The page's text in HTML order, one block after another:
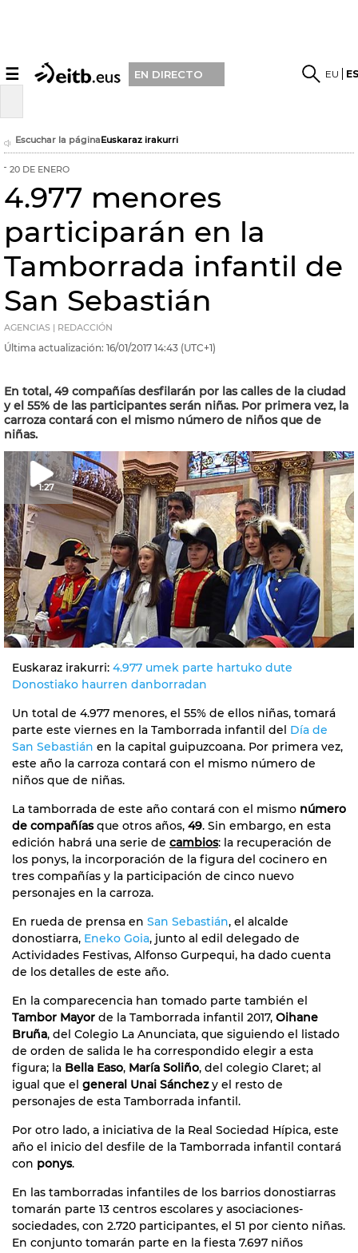
☰ EN DIRECTO EU
Escuchar la páginaEuskaraz irakurri
20 DE ENERO
4.977 menores
participarán en la
Tamborrada infantil de
San Sebastián
AGENCIAS | REDACCIÓN
Última actualización: 16/01/2017 14:43 (UTC+1)
En total, 49 compañías desfilarán por las calles de la ciudad
y el 55% de las participantes serán niñas. Por primera vez, la
carroza contará con el mismo número de niños que de
niñas.
1:27
Euskaraz irakurri: 4.977 umek parte hartuko dute
Donostiako haurren danborradan
Un total de 4.977 menores, el 55% de ellos niñas, tomará
parte este viernes en la Tamborrada infantil del Día de
San Sebastián en la capital guipuzcoana. Por primera vez,
este año la carroza contará con el mismo número de
niños que de niñas.
La tamborrada de este año contará con el mismo número
de compañíasque otros años, 49. Sin embargo, en esta
edición habrá una serie de cambios: la recuperación de
los ponys, la incorporación de la figura del cocinero en
tres compañías y la participación de cinco nuevo
personajes en la carroza.
En rueda de prensa en San Sebastián, el alcalde
donostiarra, Eneko Goia, junto al edil delegado de
Actividades Festivas, Alfonso Gurpequi, ha dado cuenta
de los detalles de este año.
En la comparecencia han tomado parte también el
Tambor Mayor de la Tamborrada infantil 2017, Oihane
Bruña, del Colegio La Anunciata, que siguiendo el listado
de orden de salida le ha correspondido elegir a esta
figura; la Bella Easo, María Soliño, del colegio Claret; al
igual que el general Unai Sánchezy el resto de
personajes de esta Tamborrada infantil.
Por otro lado, a iniciativa de la Real Sociedad Hípica, este
año el inicio del desfile de la Tamborrada infantil contará
con ponys.
En las tamborradas infantiles de los barrios donostiarras
tomarán parte 13 centros escolares y asociaciones-
sociedades, con 2.720 participantes, el 51 por ciento niñas.
En conjunto tomarán parte en la fiesta 7.697 niños